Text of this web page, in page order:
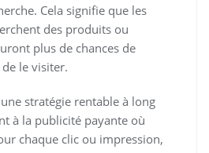
Cela signifie que les
des produits ou
plus de chances de
le visiter.
stratégie rentable à long
à la publicité payante où
chaque clic ou impression,